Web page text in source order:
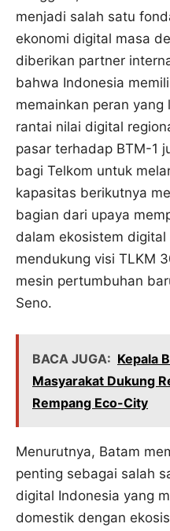
menjadi salah satu
ekonomi digital masa
diberikan partner
bahwa Indonesia
memainkan peran
rantai nilai digital
pasar terhadap BTM-1
bagi Telkom untuk
kapasitas berikutnya
bagian dari upaya
dalam ekosistem
mendukung visi TLKM
mesin pertumbuhan
Seno.
BACA JUGA: Kepala
Masyarakat Dukung
Rempang Eco-City
Menurutnya, Batam
penting sebagai salah
digital Indonesia yang
domestik dengan